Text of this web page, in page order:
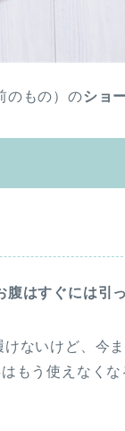
のもの）のショ
腹はすぐには引
けないけど、今
もう使えなく